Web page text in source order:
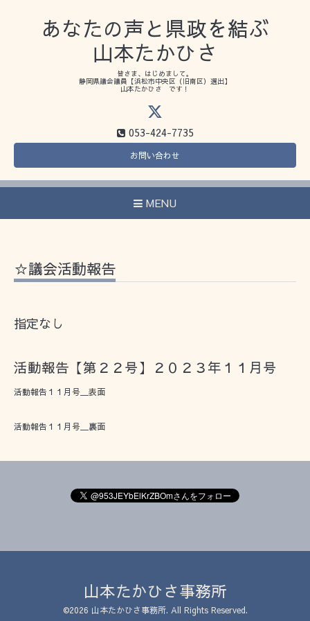
あなたの声と県政を結ぶ
山本たかひさ
皆さま、はじめまして。
静岡県議会議員【浜松市中央区（旧南区）選出】
山本たかひさ です！
053-424-7735
お問い合わせ
MENU
☆議会活動報告
指定なし
活動報告【第２２号】２０２３年１１月号
活動報告１１月号＿表面
活動報告１１月号＿裏面
山本たかひさ事務所
©2026 山本たかひさ事務所. All Rights Reserved.